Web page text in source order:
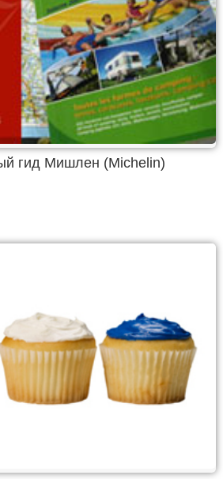
гид Мишлен (Michelin)